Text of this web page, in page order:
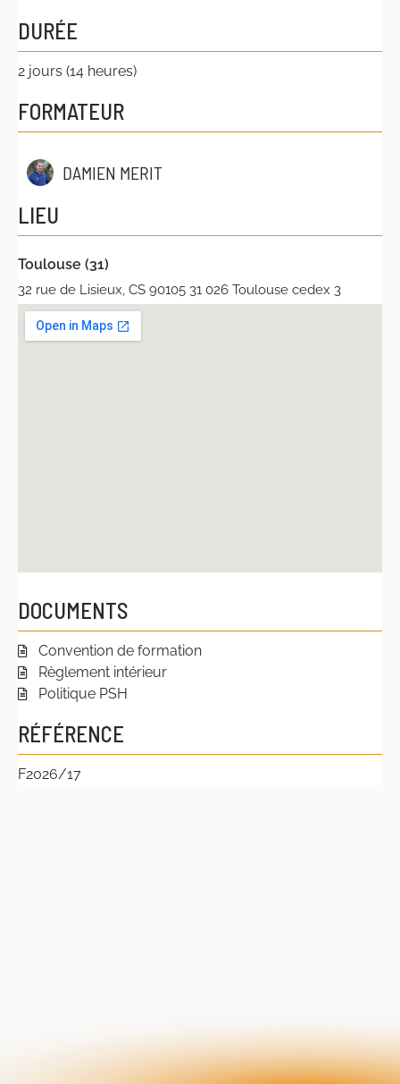
DURÉE
2 jours (14 heures)
FORMATEUR
DAMIEN MERIT
LIEU
Toulouse (31)
32 rue de Lisieux, CS 90105 31 026 Toulouse cedex 3
DOCUMENTS
Convention de formation
Règlement intérieur
Politique PSH
RÉFÉRENCE
F2026/17